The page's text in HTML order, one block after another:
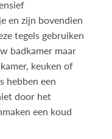
en zijn bovendien
tegels gebruiken
badkamer maar
keuken of
hebben een
door het
een koud